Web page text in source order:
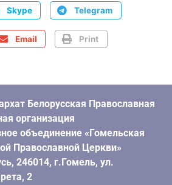
Skype Telegram
Email Print
Белорусская Православная
организация
объединение «Гомельская
Православной Церкви»
246014, г.Гомель, ул.
2